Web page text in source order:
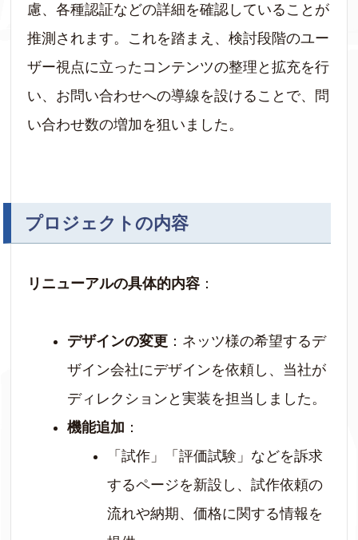
慮、各種認証などの詳細を確認していることが
推測されます。これを踏まえ、検討段階のユー
ザー視点に立ったコンテンツの整理と拡充を行
い、お問い合わせへの導線を設けることで、問
い合わせ数の増加を狙いました。
プロジェクトの内容
リニューアルの具体的内容 ：
デザインの変更 ：ネッツ様の希望するデ
ザイン会社にデザインを依頼し、当社が
ディレクションと実装を担当しました。
機能追加 ：
「試作」「評価試験」などを訴求
するページを新設し、試作依頼の
流れや納期、価格に関する情報を